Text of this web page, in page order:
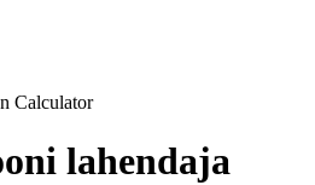
Calculator
lahendaja